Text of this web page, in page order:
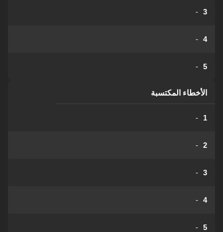
3
-
4
-
5
-
الأخطاء المكتسبة
1
-
2
-
3
-
4
-
5
-